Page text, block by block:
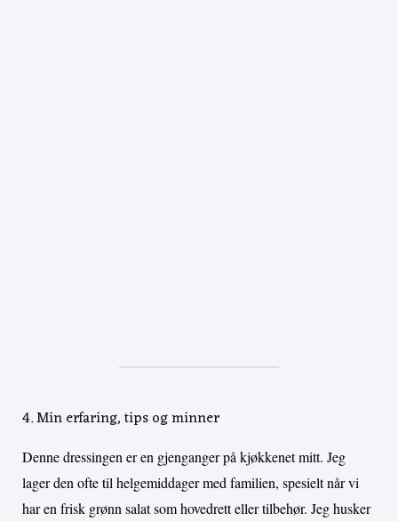
4. Min erfaring, tips og minner
Denne dressingen er en gjenganger på kjøkkenet mitt. Jeg
lager den ofte til helgemiddager med familien, spesielt når vi
har en frisk grønn salat som hovedrett eller tilbehør. Jeg husker